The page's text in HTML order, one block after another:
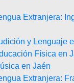
Extranjera:
y Lenguaje
Física en
en Jaén
Extranjera: